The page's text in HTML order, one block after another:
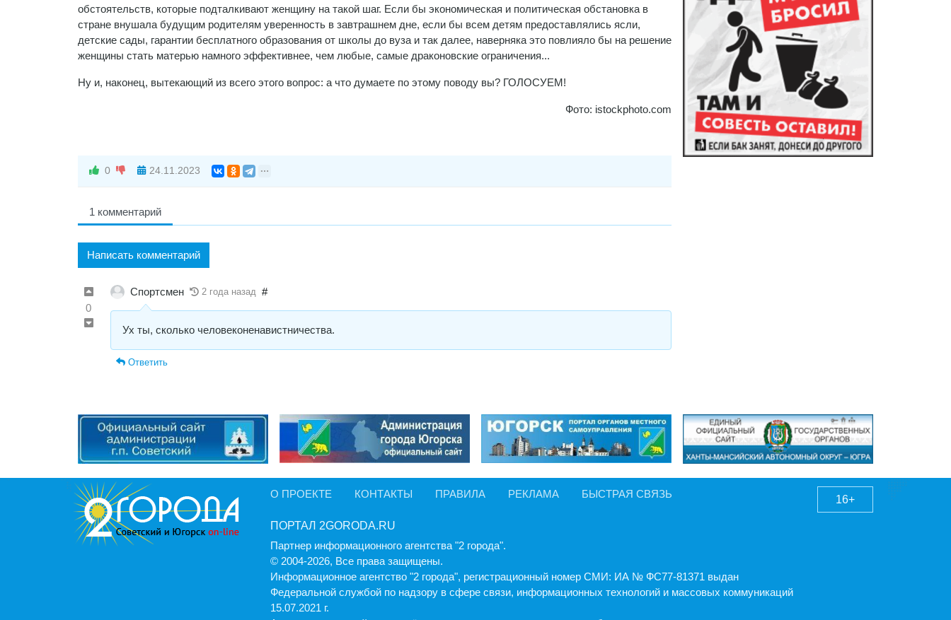
обстоятельств, которые подталкивают женщину на такой шаг. Если бы экономическая и политическая обстановка в
стране внушала будущим родителям уверенность в завтрашнем дне, если бы всем детям предоставлялись ясли,
детские сады, гарантии бесплатного образования от школы до вуза и так далее, наверняка это повлияло бы на решение
женщины стать матерью намного эффективнее, чем любые, самые драконовские ограничения...
Ну и, наконец, вытекающий из всего этого вопрос: а что думаете по этому поводу вы? ГОЛОСУЕМ!
Фото: istockphoto.com
0 24.11.2023
1 комментарий
Написать комментарий
0
Спортсмен 2 года назад #
Ух ты, сколько человеконенавистничества.
Ответить
О ПРОЕКТЕ КОНТАКТЫ ПРАВИЛА РЕКЛАМА БЫСТРАЯ СВЯЗЬ
ПОРТАЛ 2GORODA.RU
Партнер информационного агентства "2 города".
© 2004-2026, Все права защищены.
Информационное агентство "2 города", регистрационный номер СМИ: ИА № ФС77-81371 выдан
Федеральной службой по надзору в сфере связи, информационных технологий и массовых коммуникаций
15.07.2021 г.
16+